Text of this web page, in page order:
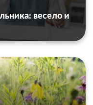
весело и